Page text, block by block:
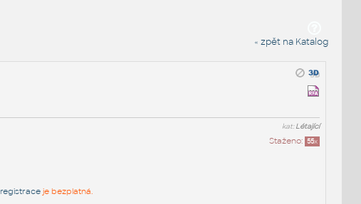
« zpět na Katalog
kat:Létající
Staženo: 55x
registraceje bezplatná.